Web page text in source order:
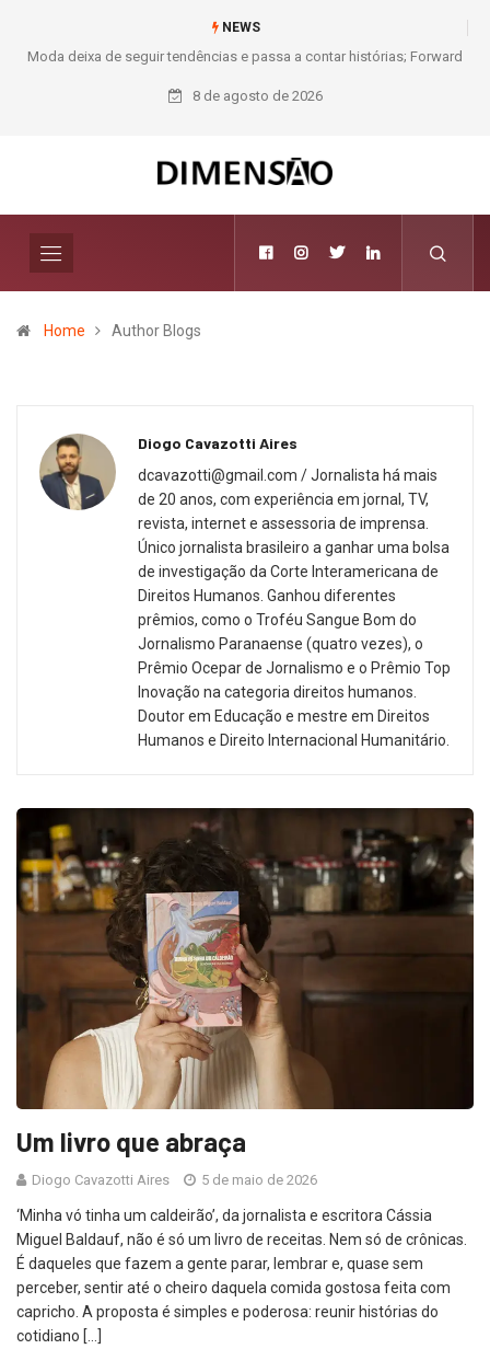
NEWS
Moda deixa de seguir tendências e passa a contar histórias; Forward
aposta na curadoria como novo luxo
8 de agosto de 2026
Home Author Blogs
Diogo Cavazotti Aires
dcavazotti@gmail.com / Jornalista há mais
de 20 anos, com experiência em jornal, TV,
revista, internet e assessoria de imprensa.
Único jornalista brasileiro a ganhar uma bolsa
de investigação da Corte Interamericana de
Direitos Humanos. Ganhou diferentes
prêmios, como o Troféu Sangue Bom do
Jornalismo Paranaense (quatro vezes), o
Prêmio Ocepar de Jornalismo e o Prêmio Top
Inovação na categoria direitos humanos.
Doutor em Educação e mestre em Direitos
Humanos e Direito Internacional Humanitário.
Um livro que abraça
Diogo Cavazotti Aires 5 de maio de 2026
‘Minha vó tinha um caldeirão’, da jornalista e escritora Cássia
Miguel Baldauf, não é só um livro de receitas. Nem só de crônicas.
É daqueles que fazem a gente parar, lembrar e, quase sem
perceber, sentir até o cheiro daquela comida gostosa feita com
capricho. A proposta é simples e poderosa: reunir histórias do
cotidiano […]